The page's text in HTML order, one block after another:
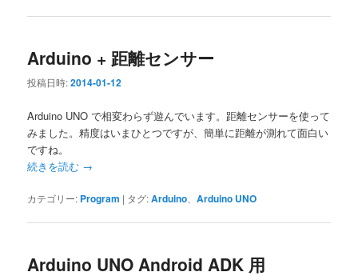
Arduino + 距離センサー
投稿日時:2014-01-12
Arduino UNO で相変わらず遊んでいます。距離センサーを使って
みました。精度はいまひとつですが、簡単に距離が測れて面白い
ですね。
続きを読む →
カテゴリー: Program | タグ:Arduino 、Arduino UNO
Arduino UNO Android ADK 用